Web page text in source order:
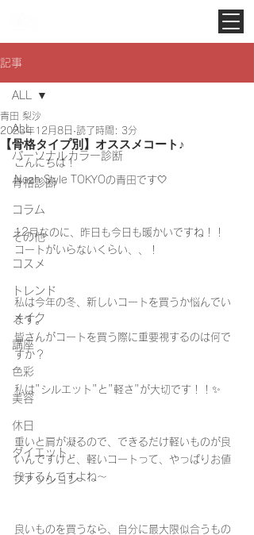
記事
ALL
パーソナルカラー診断
骨格診断
コラム
その他
コスメ
トレンド
メイク
講座
色彩
美容
休日
ダイエット
ファッション
ALL
【骨格タイプ別】オススメコート♪
青田 梨沙
2023年12月8日 読了時間: 3分
こんにちは！
Noah Style TOKYOの青田です🤍
12月なのに、昨日も今日も暖かいですね！！
コートがいらないくらい、、！
私は今年の冬、新しいコートを買うか悩んでい
ます。
皆さんがコートを買う際に重要視するのは何で
すか？
私は"シルエット"と"軽さ"が大切です！！✨
重いと肩が凝るので、できるだけ軽いものが良
いんですけど、軽いコートって、やっぱりお値
段するんですよね〜
良いものを買うなら、自分に最大限似合うもの